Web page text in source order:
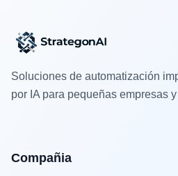
Soluciones de automatización
por IA para pequeñas empresas
Compañia